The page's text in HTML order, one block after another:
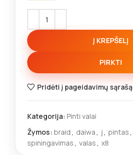
Į KREPŠELĮ
PIRKTI
Pridėti į pageidavimų sąrašą
Kategorija: Pinti valai
Žymos: braid, daiwa, j, pintas,
spiningavimas, valas, x8